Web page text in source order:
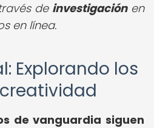
de investigaciónen
en línea.
Explorando los
de vanguardia siguen